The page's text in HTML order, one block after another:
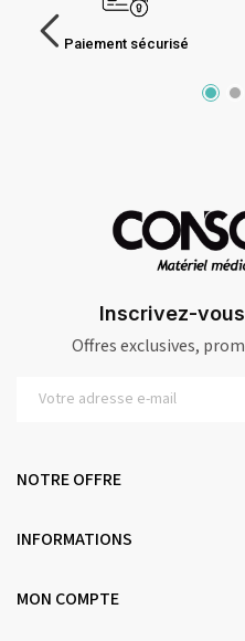
Paiement sécurisé
Inscrivez-
Offres exclusives,
NOTRE OFFRE
INFORMATIONS
MON COMPTE